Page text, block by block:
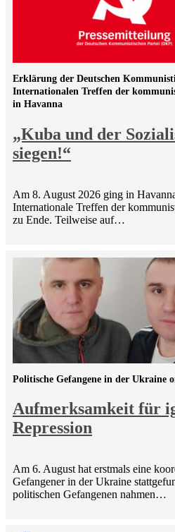
„Kuba und der
siegen!“
Erklärung der Deutschen
Internationalen Treffen der
in Havanna
Am 8. August 2026 ging in
Internationale Treffen der
zu Ende. Teilweise auf…
Aufmerksamkeit für
Repression
Politische Gefangene in der Ukraine
Am 6. August hat erstmals eine
Gefangener in der Ukraine
politischen Gefangenen nahmen…